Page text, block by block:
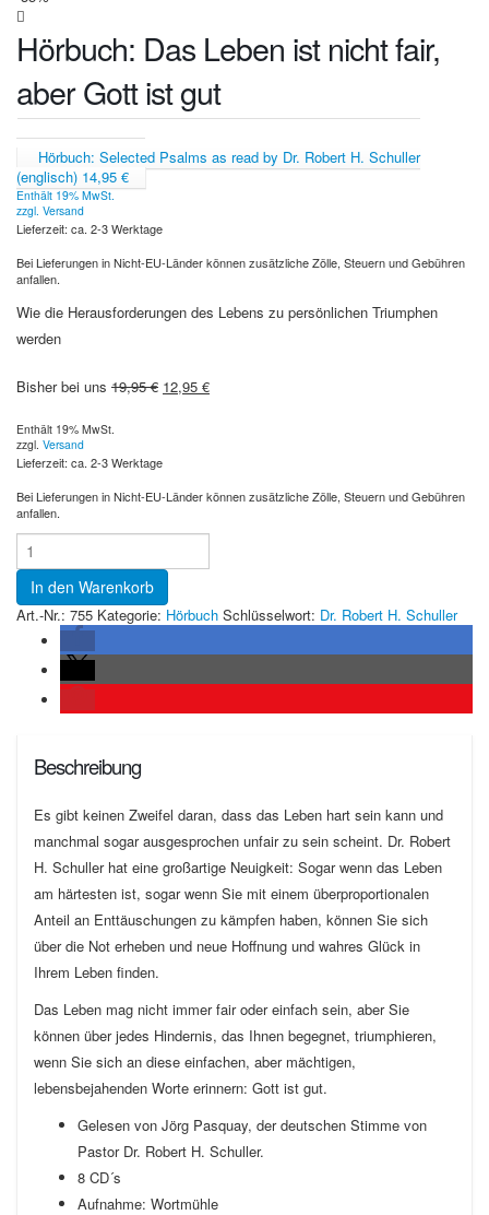
Hörbuch: Das Leben ist nicht fair,
aber Gott ist gut
Hörbuch: Selected Psalms as read by Dr. Robert H. Schuller
(englisch) 14,95 €
Enthält 19% MwSt.
zzgl. Versand
Lieferzeit: ca. 2-3 Werktage
Bei Lieferungen in Nicht-EU-Länder können zusätzliche Zölle, Steuern und Gebühren
anfallen.
Wie die Herausforderungen des Lebens zu persönlichen Triumphen
werden
Bisher bei uns 19,95€ Ursprünglicher
19,95 €
12,95 €Aktueller
Enthält 19% MwSt.
zzgl. Versand
Lieferzeit: ca. 2-3 Werktage
Bei Lieferungen in Nicht-EU-Länder können zusätzliche Zölle, Steuern und Gebühren
anfallen.
In den Warenkorb
Art.-Nr.: 755 Kategorie: Hörbuch Schlüsselwort: Dr. Robert H. Schuller
Beschreibung
Es gibt keinen Zweifel daran, dass das Leben hart sein kann und
manchmal sogar ausgesprochen unfair zu sein scheint. Dr. Robert
H. Schuller hat eine großartige Neuigkeit: Sogar wenn das Leben
am härtesten ist, sogar wenn Sie mit einem überproportionalen
Anteil an Enttäuschungen zu kämpfen haben, können Sie sich
über die Not erheben und neue Hoffnung und wahres Glück in
Ihrem Leben finden.
Das Leben mag nicht immer fair oder einfach sein, aber Sie
können über jedes Hindernis, das Ihnen begegnet, triumphieren,
wenn Sie sich an diese einfachen, aber mächtigen,
lebensbejahenden Worte erinnern: Gott ist gut.
Gelesen von Jörg Pasquay, der deutschen Stimme von
Pastor Dr. Robert H. Schuller.
8 CD´s
Aufnahme: Wortmühle